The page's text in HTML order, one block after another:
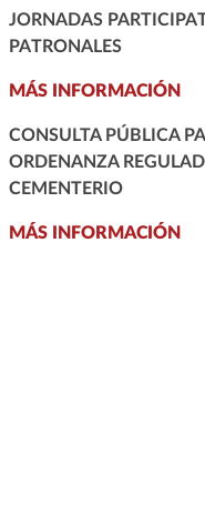
JORNADAS
PATRONALES
MÁS INFORMACIÓN
CONSULTA PÚBLICA
ORDENANZA
CEMENTERIO
MÁS INFORMACIÓN